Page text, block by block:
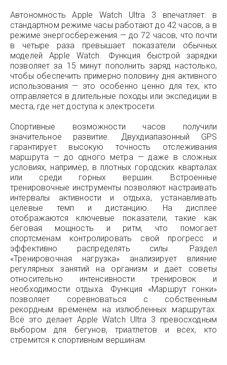
Автономность Apple Watch Ultra 3 впечатляет: в
стандартном режиме часы работают до 42 часов, а в
режиме энергосбережения — до 72 часов, что почти
в четыре раза превышает показатели обычных
моделей Apple Watch. Функция быстрой зарядки
позволяет за 15 минут пополнить заряд настолько,
чтобы обеспечить примерно половину дня активного
использования — это особенно ценно для тех, кто
отправляется в длительные походы или экспедиции в
места, где нет доступа к электросети.
Спортивные возможности часов получили
значительное развитие. Двухдиапазонный GPS
гарантирует высокую точность отслеживания
маршрута — до одного метра — даже в сложных
условиях, например, в плотных городских кварталах
или среди горных вершин. Встроенные
тренировочные инструменты позволяют настраивать
интервалы активности и отдыха, устанавливать
целевые темп и дистанцию. На дисплее
отображаются ключевые показатели, такие как
беговая мощность и ритм, что помогает
спортсменам контролировать свой прогресс и
эффективно распределять силы. Раздел
«Тренировочная нагрузка» анализирует влияние
регулярных занятий на организм и даёт советы
относительно интенсивности тренировок и
необходимости отдыха. Функция «Маршрут гонки»
позволяет соревноваться с собственным
рекордным временем на излюбленных маршрутах.
Всё это делает Apple Watch Ultra 3 превосходным
выбором для бегунов, триатлетов и всех, кто
стремится к спортивным вершинам.